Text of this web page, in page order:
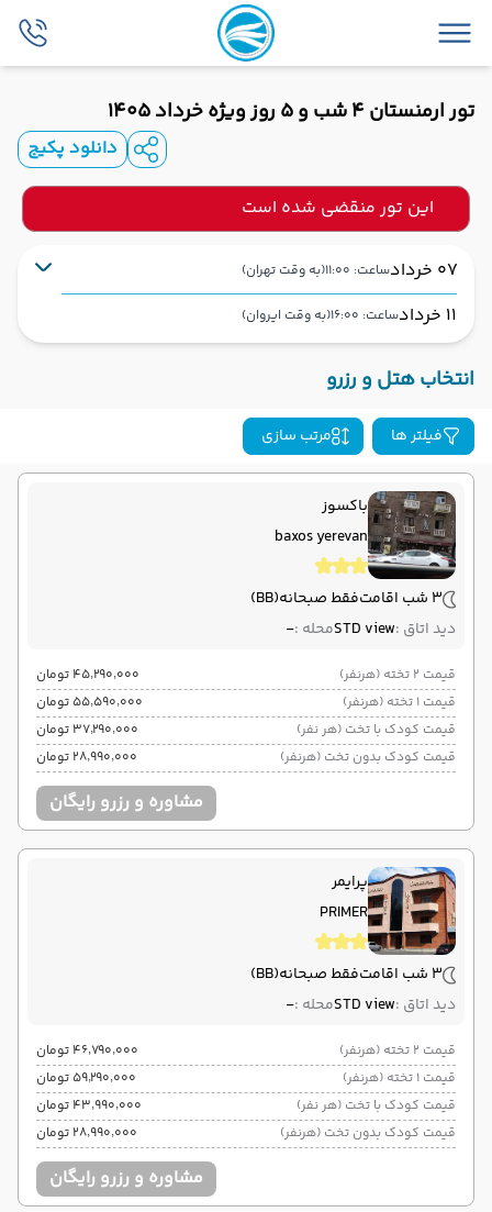
تور ارمنستان 4 شب و 5 روز ویژه خرداد 1405
دانلود پکیج
این تور منقضی شده است
07 خرداد ساعت: 11:00 (به وقت تهران)
11 خرداد ساعت: 16:00 (به وقت ایروان)
شروع سفر
نوع سفر : هوایی (Economy)
ساعت حرکت :11:00 مدت پرواز :02:00
پایان سفر ایروان
فرودگاه بین‌المللی زوارتنوتس EVN
تهران فرودگاه بین‌المللی امام خمینی IKA
نوع سفر :هوایی (Economy)
ساعت حرکت :16:00
انتخاب هتل و رزرو
فیلتر ها مرتب سازی
باکسوز
baxos yerevan
3 شب اقامت فقط صبحانه(BB)
دید اتاق :STD viewمحله :-
قیمت 2 تخته (هرنفر)
۴۵٬۲۹۰٬۰۰۰ تومان
قیمت 1 تخته (هرنفر)
۵۵٬۵۹۰٬۰۰۰ تومان
قیمت کودک با تخت (هر نفر)
۳۷٬۲۹۰٬۰۰۰ تومان
قیمت کودک بدون تخت (هرنفر)
۲۸٬۹۹۰٬۰۰۰ تومان
مشاوره و رزرو رایگان
پرایمر
PRIMER
3 شب اقامت فقط صبحانه(BB)
دید اتاق :STD viewمحله :-
قیمت 2 تخته (هرنفر)
۴۶٬۷۹۰٬۰۰۰ تومان
قیمت 1 تخته (هرنفر)
۵۹٬۲۹۰٬۰۰۰ تومان
قیمت کودک با تخت (هر نفر)
۴۳٬۹۹۰٬۰۰۰ تومان
قیمت کودک بدون تخت (هرنفر)
۲۸٬۹۹۰٬۰۰۰ تومان
مشاوره و رزرو رایگان